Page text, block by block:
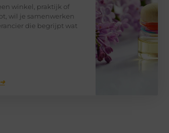
winkel, praktijk of
wil je samenwerken
die begrijpt wat